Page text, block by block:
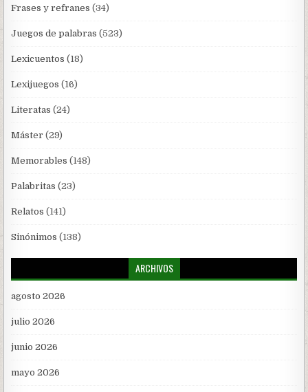
Frases y refranes (34)
Juegos de palabras (523)
Lexicuentos (18)
Lexijuegos (16)
Literatas (24)
Máster (29)
Memorables (148)
Palabritas (23)
Relatos (141)
Sinónimos (138)
ARCHIVOS
agosto 2026
julio 2026
junio 2026
mayo 2026